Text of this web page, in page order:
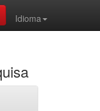
Idioma